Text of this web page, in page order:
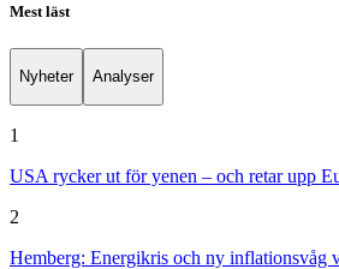
Mest läst
Nyheter Analyser
1
USA rycker ut för yenen – och retar upp
2
Hemberg: Energikris och ny inflationsvåg